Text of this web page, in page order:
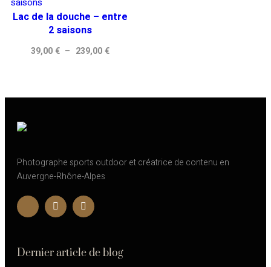
à
Lac de la douche – entre
2 saisons
39,00 € – 239,00 €Plage
Photographe sports outdoor et créatrice de contenu en
Auvergne-Rhône-Alpes
Dernier article de blog